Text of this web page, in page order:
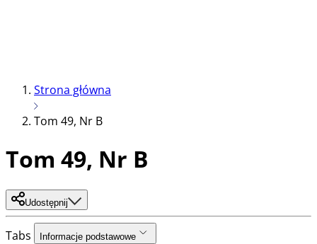
Strona główna
Tom 49, Nr B
Tom 49, Nr B
Udostępnij
Tabs
Informacje podstawowe